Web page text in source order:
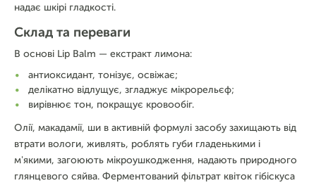
надає шкірі гладкості.
Склад та переваги
В основі Lip Balm — екстракт лимона:
антиоксидант, тонізує, освіжає;
делікатно відлущує, згладжує мікрорельєф;
вирівнює тон, покращує кровообіг.
Олії, макадамії, ши в активній формулі засобу захищають від
втрати вологи, живлять, роблять губи гладенькими і
м'якими, загоюють мікроушкодження, надають природного
глянцевого сяйва. Ферментований фільтрат квіток гібіскуса